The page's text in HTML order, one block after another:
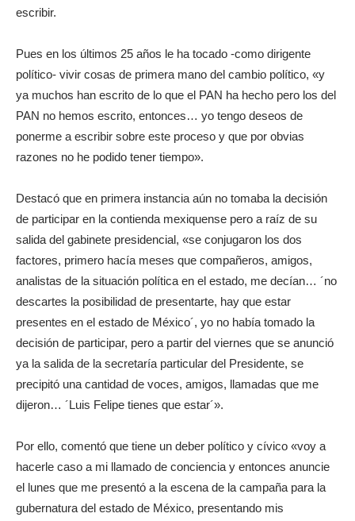
escribir.
Pues en los últimos 25 años le ha tocado -como dirigente
político- vivir cosas de primera mano del cambio político, «y
ya muchos han escrito de lo que el PAN ha hecho pero los del
PAN no hemos escrito, entonces… yo tengo deseos de
ponerme a escribir sobre este proceso y que por obvias
razones no he podido tener tiempo».
Destacó que en primera instancia aún no tomaba la decisión
de participar en la contienda mexiquense pero a raíz de su
salida del gabinete presidencial, «se conjugaron los dos
factores, primero hacía meses que compañeros, amigos,
analistas de la situación política en el estado, me decían… ´no
descartes la posibilidad de presentarte, hay que estar
presentes en el estado de México´, yo no había tomado la
decisión de participar, pero a partir del viernes que se anunció
ya la salida de la secretaría particular del Presidente, se
precipitó una cantidad de voces, amigos, llamadas que me
dijeron… ´Luis Felipe tienes que estar´».
Por ello, comentó que tiene un deber político y cívico «voy a
hacerle caso a mi llamado de conciencia y entonces anuncie
el lunes que me presentó a la escena de la campaña para la
gubernatura del estado de México, presentando mis